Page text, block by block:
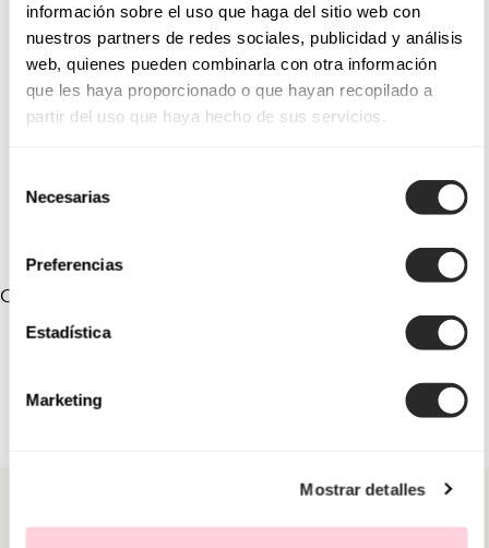
información sobre el uso que haga del sitio web con
nuestros partners de redes sociales, publicidad y análisis
web, quienes pueden combinarla con otra información
que les haya proporcionado o que hayan recopilado a
partir del uso que haya hecho de sus servicios.
Necesarias
Preferencias
Estadística
Marketing
Mostrar detalles
1U40
1U69
1U84
1U62
1U90
1U01
COLLEZIONI COLLEGATE